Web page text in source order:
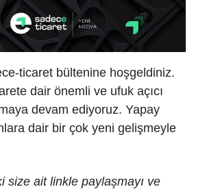
ticaret bültenine hoşgeldiniz.
dair önemli ve ufuk açıcı
devam ediyoruz. Yapay
dair bir çok yeni gelişmeyle
size ait linkle paylaşmayı ve